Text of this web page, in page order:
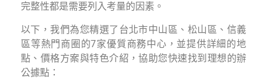
完整性都是需要列入考量的因素。
以下，我們為您精選了台北市中山區、松山區、信義
區等熱門商圈的7家優質商務中心，並提供詳細的地
點、價格方案與特色介紹，協助您快速找到理想的辦
公據點：